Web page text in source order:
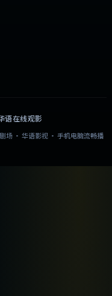
语在线观影
场 · 华语影视 · 手机电脑流畅播